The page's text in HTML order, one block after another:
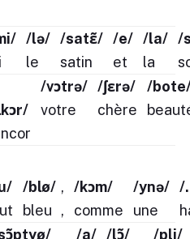
/lə/
le
/satɛ̃/
satin
/e/
et
/la/
la
/
/vɔtrə/
votre
/ʃɛrə/
chère
/
/blø/
bleu
,
,
/kɔm/
comme
/ynə/
une
/
/a/ /lɔ̃/
/pli/